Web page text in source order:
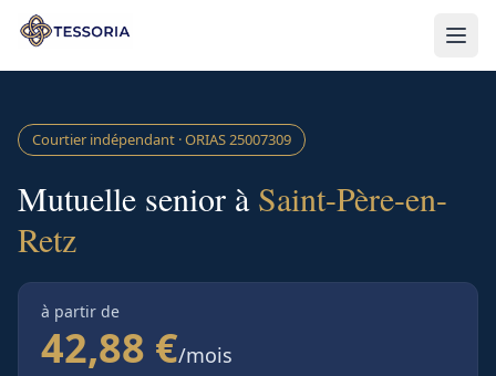
Aller au contenu principal
Courtier indépendant · ORIAS25007309
Mutuelle senior à Saint-Père-en-
Retz
à partir de
42,88 €/mois